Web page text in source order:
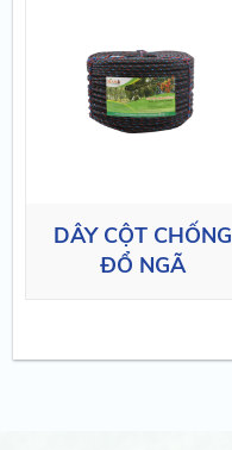
DÂY CỘT CHỐNG
ĐỔ NGÃ